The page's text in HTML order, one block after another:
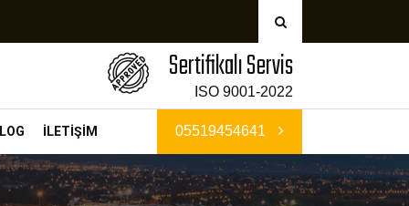
Sertifikalı Servis
ISO 9001-2022
İLETİŞİM 05519454641